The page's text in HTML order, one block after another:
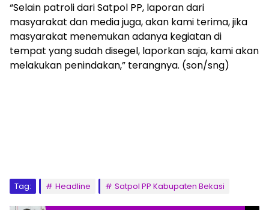
“Selain patroli dari Satpol PP, laporan dari
masyarakat dan media juga, akan kami terima, jika
masyarakat menemukan adanya kegiatan di
tempat yang sudah disegel, laporkan saja, kami akan
melakukan penindakan,” terangnya. (son/sng)
Tag: Headline Satpol PP Kabupaten Bekasi